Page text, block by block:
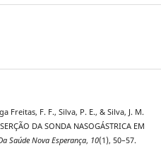
Freitas, F. F., Silva, P. E., & Silva, J. M.
DA SONDA NASOGÁSTRICA EM
Saúde Nova Esperança, 10(1), 50–57.